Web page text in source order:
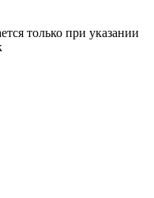
только при указании